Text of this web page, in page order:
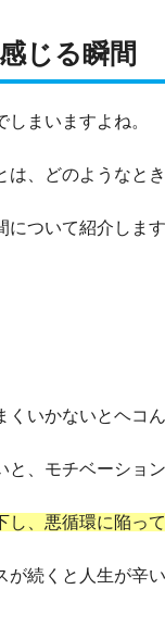
じる瞬間
まいますよね。
、どのようなと
ついて紹介します
いかないとヘコ
、モチベーショ
、悪循環に陥っ
続くと人生が辛